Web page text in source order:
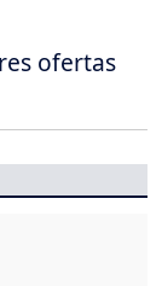
ofertas